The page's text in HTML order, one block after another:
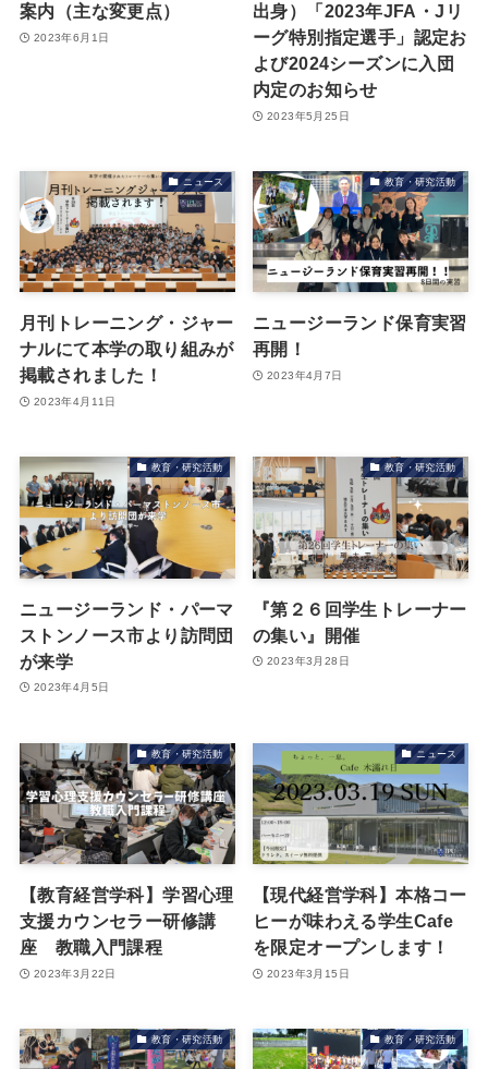
案内（主な変更点）
2023年6月1日
出身）「2023年JFA・Jリ
ーグ特別指定選手」認定お
よび2024シーズンに入団
内定のお知らせ
2023年5月25日
ニュース
月刊トレーニング・ジャー
ナルにて本学の取り組みが
掲載されました！
2023年4月11日
教育・研究活動
ニュージーランド保育実習
再開！
2023年4月7日
教育・研究活動
ニュージーランド・パーマ
ストンノース市より訪問団
が来学
2023年4月5日
教育・研究活動
『第２６回学生トレーナー
の集い』開催
2023年3月28日
教育・研究活動
【教育経営学科】学習心理
支援カウンセラー研修講
座 教職入門課程
2023年3月22日
ニュース
【現代経営学科】本格コー
ヒーが味わえる学生Cafe
を限定オープンします！
2023年3月15日
教育・研究活動 教育・研究活動